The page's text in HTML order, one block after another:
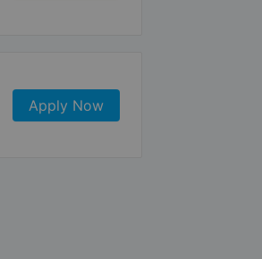
Apply Now